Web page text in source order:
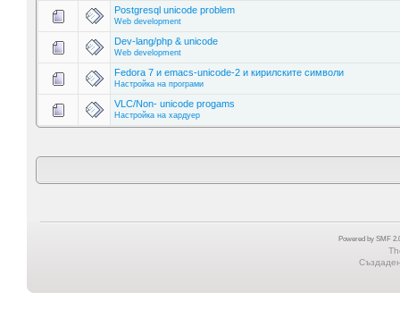
Postgresql unicode problem
Web development
Dev-lang/php & unicode
Web development
Fedora 7 и emacs-unicode-2 и кирилските символи
Настройка на програми
VLC/Non- unicode progams
Настройка на хардуер
Powered by SMF